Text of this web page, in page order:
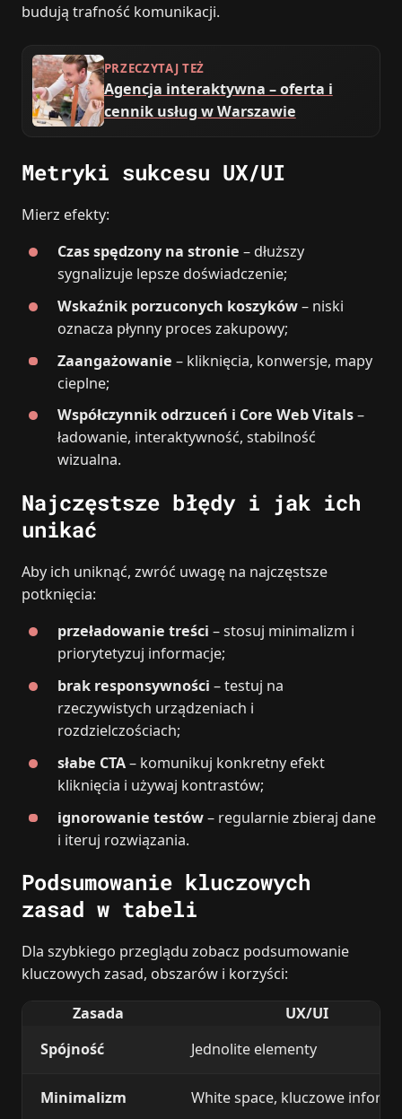
budują trafność komunikacji.
PRZECZYTAJ TEŻ
Agencja interaktywna – oferta i
cennik usług w Warszawie
Metryki sukcesu UX/UI
Mierz efekty:
Czas spędzony na stronie – dłuższy
sygnalizuje lepsze doświadczenie;
Wskaźnik porzuconych koszyków– niski
oznacza płynny proces zakupowy;
Zaangażowanie – kliknięcia, konwersje, mapy
cieplne;
Współczynnik odrzuceń i Core Web Vitals–
ładowanie, interaktywność, stabilność
wizualna.
Najczęstsze błędy i jak ich
unikać
Aby ich uniknąć, zwróć uwagę na najczęstsze
potknięcia:
przeładowanie treści – stosuj minimalizm i
priorytetyzuj informacje;
brak responsywności – testuj na
rzeczywistych urządzeniach i
rozdzielczościach;
słabe CTA– komunikuj konkretny efekt
kliknięcia i używaj kontrastów;
ignorowanie testów– regularnie zbieraj dane
i iteruj rozwiązania.
Podsumowanie kluczowych
zasad w tabeli
Dla szybkiego przeglądu zobacz podsumowanie
kluczowych zasad, obszarów i korzyści:
Zasada
UX/UI
Spójność
Jednolite elementy
Minimalizm White space, kluczowe